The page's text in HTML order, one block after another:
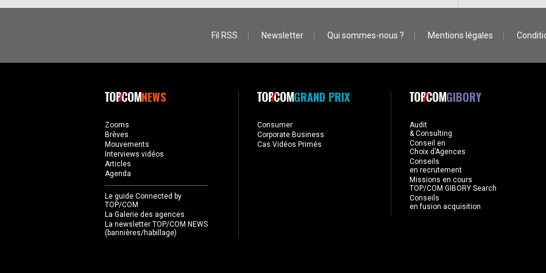
Fil RSS Newsletter Qui sommes-nous ? Mentions légales
NEWS
Zooms
Brèves
Mouvements
Interviews vidéos
Articles
Agenda
Le guide Connected by
TOP/COM
La Galerie des agences
La newsletter TOP/COM NEWS
(bannières/habillage)
GRAND PRIX
Consumer
Corporate Business
Cas Vidéos Primés
GIBORY
Audit
& Consulting
Conseil en
Choix d’Agences
Conseils
en recrutement
Missions en cours
TOP/COM GIBORY Search
Conseils
en fusion acquisition